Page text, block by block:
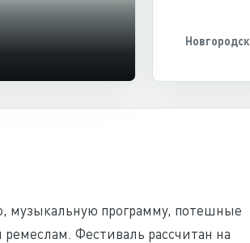
музыкальную программу, потешные
Фестиваль рассчитан на